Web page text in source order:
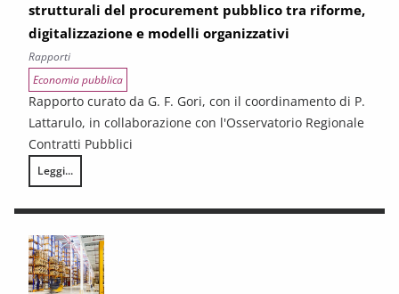
strutturali del procurement pubblico tra riforme,
digitalizzazione e modelli organizzativi
Rapporti
Economia pubblica
Rapporto curato da G. F. Gori, con il coordinamento di P.
Lattarulo, in collaborazione con l'Osservatorio Regionale
Contratti Pubblici
Leggi...
I CONTRATTI PUBBLICI AL TERMINE DEL PNRR – Andamento